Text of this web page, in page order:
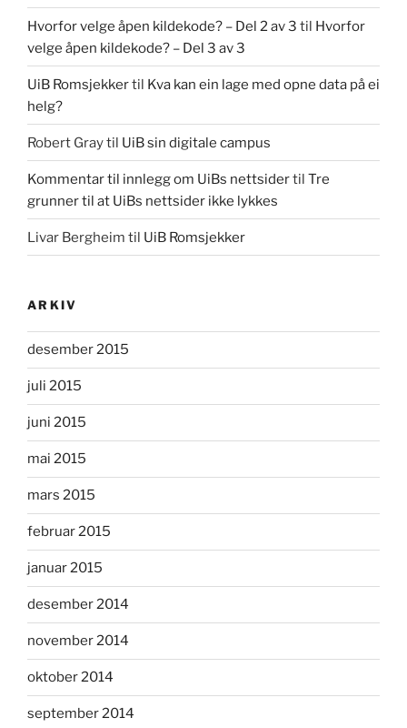
Hvorfor velge åpen kildekode? – Del 2 av 3 til Hvorfor
velge åpen kildekode? – Del 3 av 3
UiB Romsjekkertil Kva kan ein lage med opne data på ei
helg?
Robert Graytil UiB sin digitale campus
Kommentar til innlegg om UiBs nettsidertil Tre
grunner til at UiBs nettsider ikke lykkes
Livar Bergheim til UiB Romsjekker
ARKIV
desember 2015
juli 2015
juni 2015
mai 2015
mars 2015
februar 2015
januar 2015
desember 2014
november 2014
oktober 2014
september 2014